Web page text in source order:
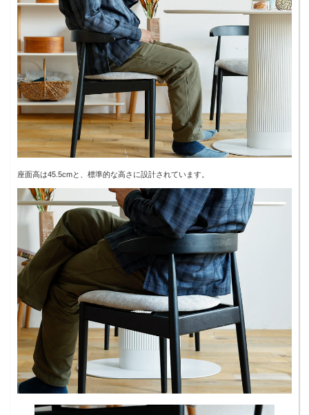
座面高は45.5cmと、標準的な高さに設計されています。